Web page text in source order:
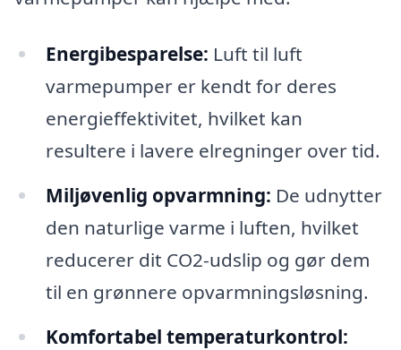
Energibesparelse: Luft til luft
varmepumper er kendt for deres
energieffektivitet, hvilket kan
resultere i lavere elregninger over tid.
Miljøvenlig opvarmning: De udnytter
den naturlige varme i luften, hvilket
reducerer dit CO2-udslip og gør dem
til en grønnere opvarmningsløsning.
Komfortabel temperaturkontrol: